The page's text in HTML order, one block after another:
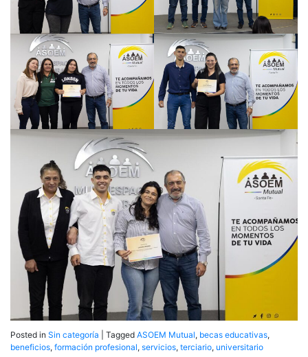
Posted in Sin categoría Tagged ASOEM Mutual, becas educativas,
beneficios, formación profesional, servicios, terciario, universitario